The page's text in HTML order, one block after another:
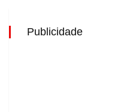
Publicidade